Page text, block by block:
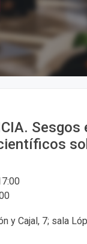
Sesgos
y Cajal, 7; sala